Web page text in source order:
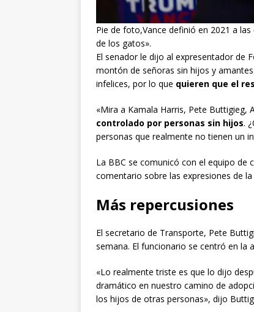
Pie de foto,Vance definió en 2021 a
de los gatos».
El senador le dijo al expresentador de
montón de señoras sin hijos y
infelices, por lo que quieren que el
«Mira a Kamala Harris, Pete Buttigieg,
controlado por personas sin hijos.
personas que realmente no tienen un
La BBC se comunicó con el equipo de
comentario sobre las expresiones de
Más repercusiones
El secretario de Transporte, Pete
semana. El funcionario se centró en la
«Lo realmente triste es que lo dijo
dramático en nuestro camino de
los hijos de otras personas», dijo